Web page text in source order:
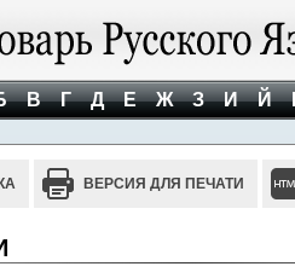
В Г Д Е Ж З И Й
ВЕРСИЯ ДЛЯ ПЕЧАТИ